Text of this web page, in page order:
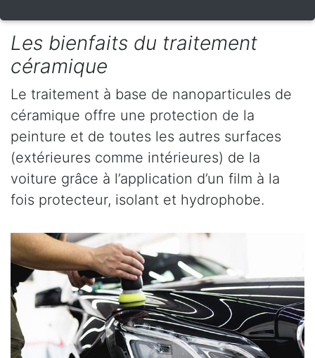
Les bienfaits du traitement
céramique
Le traitement à base de nanoparticules de
céramique offre une protection de la
peinture et de toutes les autres surfaces
(extérieures comme intérieures) de la
voiture grâce à l’application d’un film à la
fois protecteur, isolant et hydrophobe.